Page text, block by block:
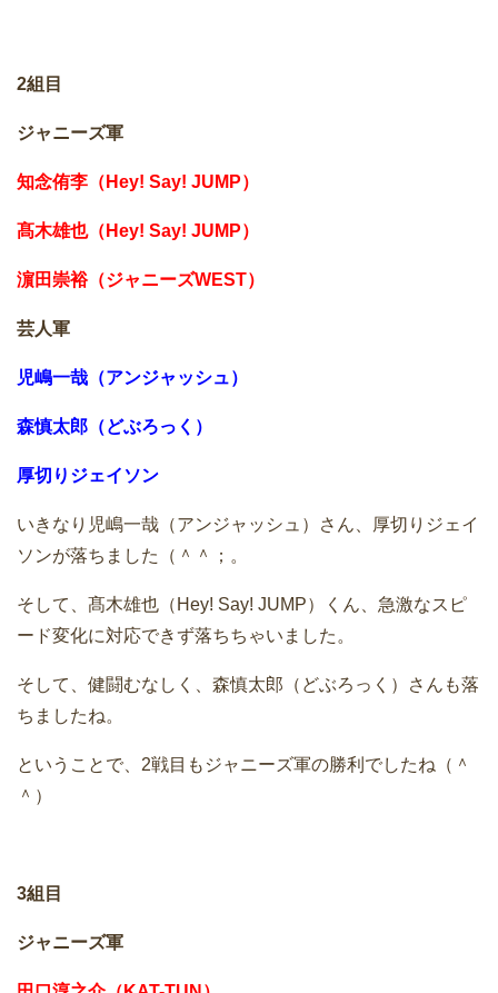
2組目
ジャニーズ軍
知念侑李（Hey! Say! JUMP）
髙木雄也（Hey! Say! JUMP）
濵田崇裕（ジャニーズWEST）
芸人軍
児嶋一哉（アンジャッシュ）
森慎太郎（どぶろっく）
厚切りジェイソン
いきなり児嶋一哉（アンジャッシュ）さん、厚切りジェイ
ソンが落ちました（＾＾；。
そして、髙木雄也（Hey! Say! JUMP）くん、急激なスピ
ード変化に対応できず落ちちゃいました。
そして、健闘むなしく、森慎太郎（どぶろっく）さんも落
ちましたね。
ということで、2戦目もジャニーズ軍の勝利でしたね（＾
＾）
3組目
ジャニーズ軍